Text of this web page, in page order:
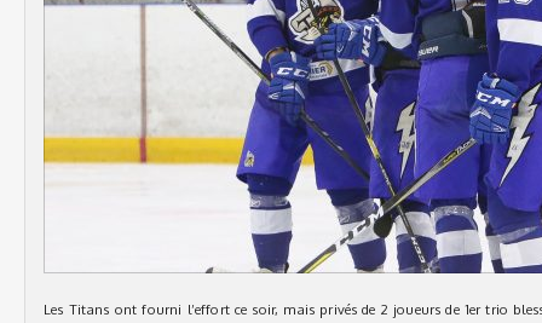
Les Titans ont fourni l’effort ce soir, mais privés de 2 joueurs de 1er trio